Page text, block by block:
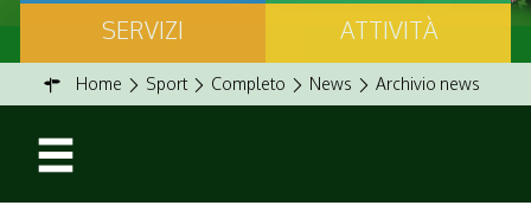
SERVIZI
ATTIVITÀ
Home Sport Completo News Archivio news